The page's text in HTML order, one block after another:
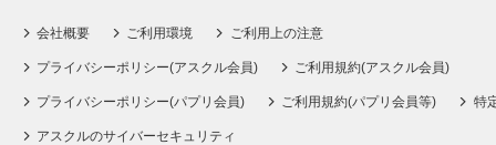
会社概要 ご利用環境 ご利用上の注意
プライバシーポリシー(アスクル会員) ご利用規約(アスクル会員)
プライバシーポリシー(パプリ会員) ご利用規約(パプリ会員等) 特
アスクルのサイバーセキュリティ